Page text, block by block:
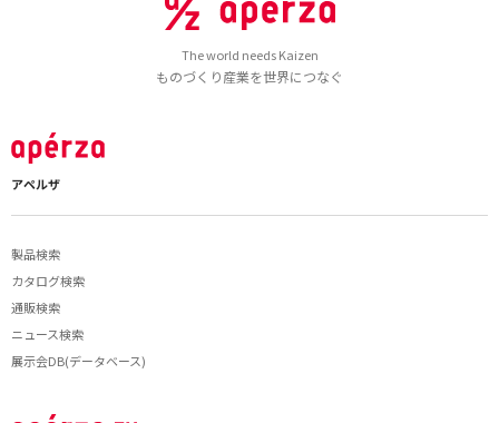
The world needs Kaizen
ものづくり産業を世界につなぐ
アペルザ
製品検索
カタログ検索
通販検索
ニュース検索
展示会DB(データベース)